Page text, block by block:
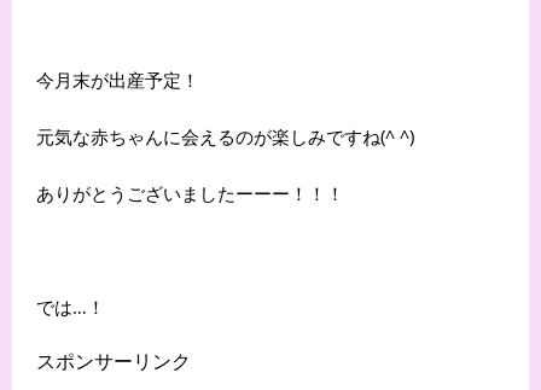
今月末が出産予定！
元気な赤ちゃんに会えるのが楽しみですね(^ ^)
ありがとうございましたーーー！！！
では…！
スポンサーリンク